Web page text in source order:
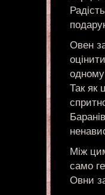
Овен
Так як
Між
само
Овни